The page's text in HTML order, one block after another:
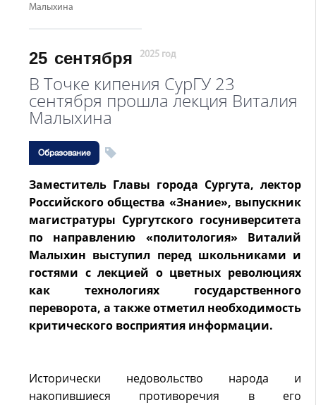
Малыхина
25 сентября 2025 год
В Точке кипения СурГУ 23
сентября прошла лекция Виталия
Малыхина
Образование
Заместитель Главы города Сургута, лектор
Российского общества «Знание», выпускник
магистратуры Сургутского госуниверситета
по направлению «политология» Виталий
Малыхин выступил перед школьниками и
гостями с лекцией о цветных революциях
как технологиях государственного
переворота, а также отметил необходимость
критического восприятия информации.
Исторически недовольство народа и
накопившиеся противоречия в его